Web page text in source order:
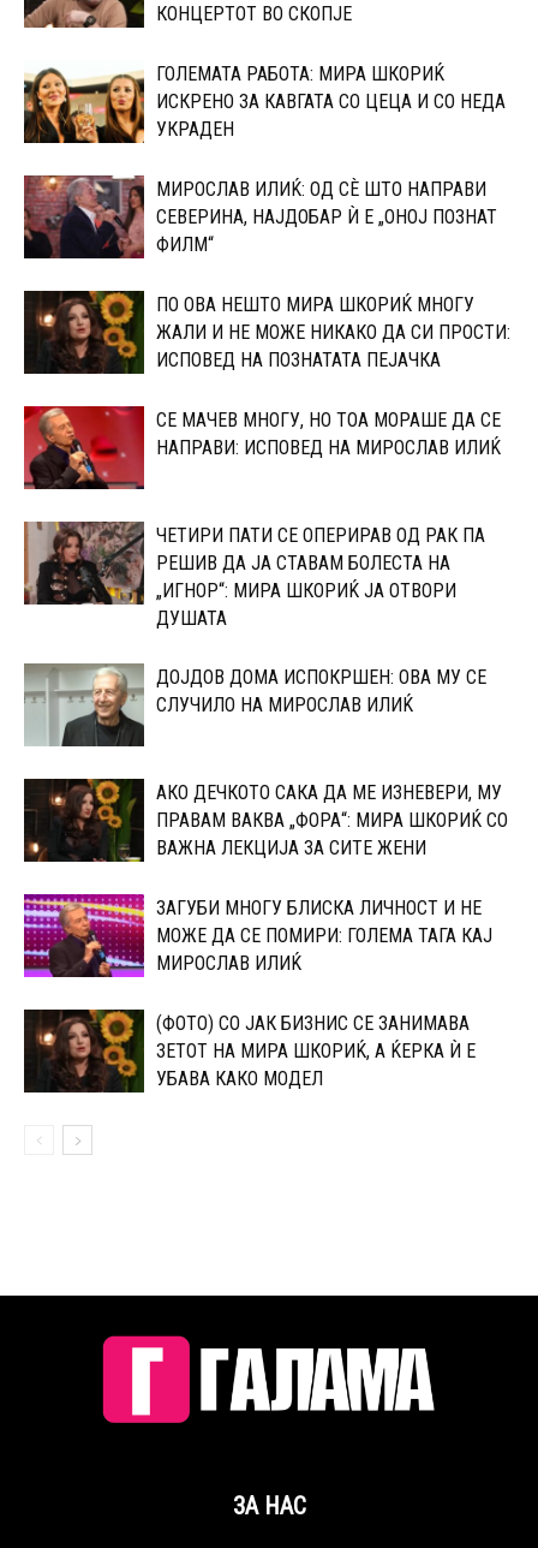
КОНЦЕРТОТ ВО СКОПЈЕ
ГОЛЕМАТА РАБОТА: МИРА ШКОРИЌ
ИСКРЕНО ЗА КАВГАТА СО ЦЕЦА И СО НЕДА
УКРАДЕН
МИРОСЛАВ ИЛИЌ: ОД СÈ ШТО НАПРАВИ
СЕВЕРИНА, НАЈДОБАР Ѝ Е „ОНОЈ ПОЗНАТ
ФИЛМ“
ПО ОВА НЕШТО МИРА ШКОРИЌ МНОГУ
ЖАЛИ И НЕ МОЖЕ НИКАКО ДА СИ ПРОСТИ:
ИСПОВЕД НА ПОЗНАТАТА ПЕЈАЧКА
СЕ МАЧЕВ МНОГУ, НО ТОА МОРАШЕ ДА СЕ
НАПРАВИ: ИСПОВЕД НА МИРОСЛАВ ИЛИЌ
ЧЕТИРИ ПАТИ СЕ ОПЕРИРАВ ОД РАК ПА
РЕШИВ ДА ЈА СТАВАМ БОЛЕСТА НА
„ИГНОР“: МИРА ШКОРИЌ ЈА ОТВОРИ
ДУШАТА
ДОЈДОВ ДОМА ИСПОКРШЕН: ОВА МУ СЕ
СЛУЧИЛО НА МИРОСЛАВ ИЛИЌ
АКО ДЕЧКОТО САКА ДА МЕ ИЗНЕВЕРИ, МУ
ПРАВАМ ВАКВА „ФОРА“: МИРА ШКОРИЌ СО
ВАЖНА ЛЕКЦИЈА ЗА СИТЕ ЖЕНИ
ЗАГУБИ МНОГУ БЛИСКА ЛИЧНОСТ И НЕ
МОЖЕ ДА СЕ ПОМИРИ: ГОЛЕМА ТАГА КАЈ
МИРОСЛАВ ИЛИЌ
(ФОТО) СО ЈАК БИЗНИС СЕ ЗАНИМАВА
ЗЕТОТ НА МИРА ШКОРИЌ, А ЌЕРКА Ѝ Е
УБАВА КАКО МОДЕЛ
ЗА НАС